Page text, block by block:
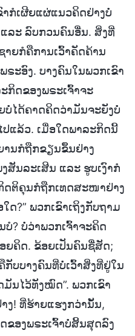
ກໍເຜີຍແຜ່ແນວຄິດຢ່າງບໍ່
ລະ ລົບກວນຄົນອື່ນ. ສິ່ງທີ່
າຍກໍຄືການເວົ້າຄັດຄ້ານ
ຣະອົງ. ບາງຄົນໃນພວກເຂົາ
ກິດຂອງພຣະເຈົ້າຈະ
ໄດ້ຄາດຄິດວ່າມັນຈະຍັງບໍ່
ແລ້ວ. ເມື່ອໃດພາລະກິດນີ້
ານກໍຖືກຂຽນຂຶ້ນຢ່າງ
ສັນລະເສີນ ແລະ ຮູບເງົາກໍ
ດຕິຄຸນກໍຖືກເທດສະໜາຢ່າງ
ດ?” ພວກເຂົາເຖິງກັບຖາມ
ບໍ? ບໍ່ວ່າພວກເຈົ້າຈະຄິດ
ຍຄິດ. ຂ້ອຍເປັນຄົນຊື່ສັດ;
ກັບບາງຄົນທີ່ບໍ່ເວົ້າສິ່ງທີ່ຢູ່ໃນ
ມັນໄວ້ທັງໝົດ”. ພວກເຂົາ
ງ! ທີ່ຮ້າຍແຮງກວ່ານັ້ນ,
ຂອງພຣະເຈົ້າບໍ່ສິ້ນສຸດລົງ